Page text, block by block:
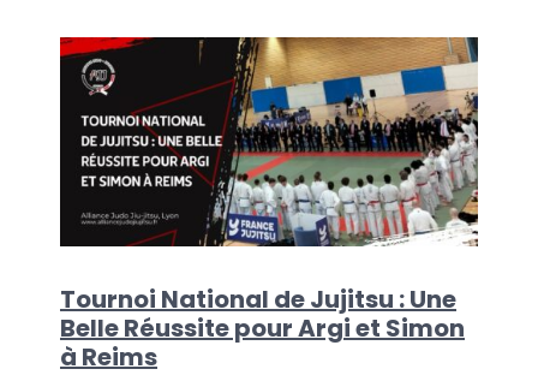
Tournoi National de Jujitsu : Une
Belle Réussite pour Argi et Simon
à Reims